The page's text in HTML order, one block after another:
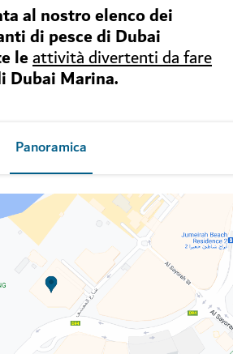
al nostro elenco dei
di pesce di Dubai
leattività divertenti da fare
Dubai Marina.
Panoramica